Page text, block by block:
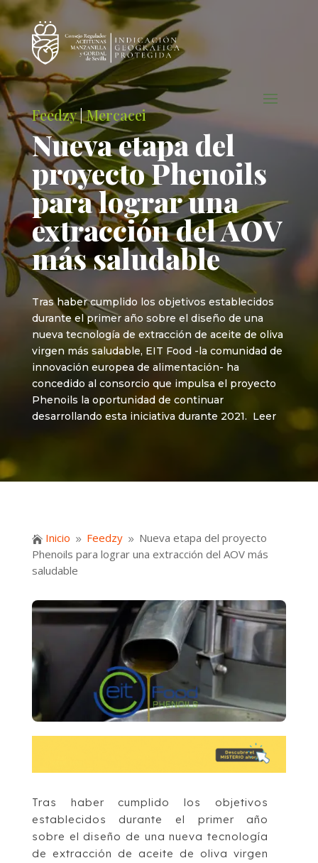
Feedzy|Mercacei
Nueva etapa del
proyecto Phenoils
para lograr una
extracción del AOV
más saludable
Tras haber cumplido los objetivos establecidos
durante el primer año sobre el diseño de una
nueva tecnología de extracción de aceite de oliva
virgen más saludable, EIT Food -la comunidad de
innovación europea de alimentación- ha
concedido al consorcio que impulsa el proyecto
Phenoils la oportunidad de continuar
desarrollando esta iniciativa durante 2021. Leer
 Inicio 9 Feedzy 9 Nueva etapa del proyecto
Phenoils para lograr una extracción del AOV más
saludable
Tras haber cumplido los objetivos
establecidos durante el primer año
sobre el diseño de una nueva tecnología
de extracción de aceite de oliva virgen